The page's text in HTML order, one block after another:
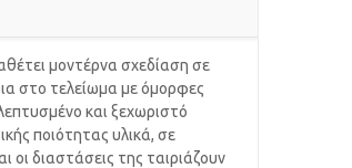
μοντέρνα σχεδίαση σε
στο τελείωμα με όμορφες
και ξεχωριστό
ποιότητας υλικά, σε
οι διαστάσεις της ταιριάζουν